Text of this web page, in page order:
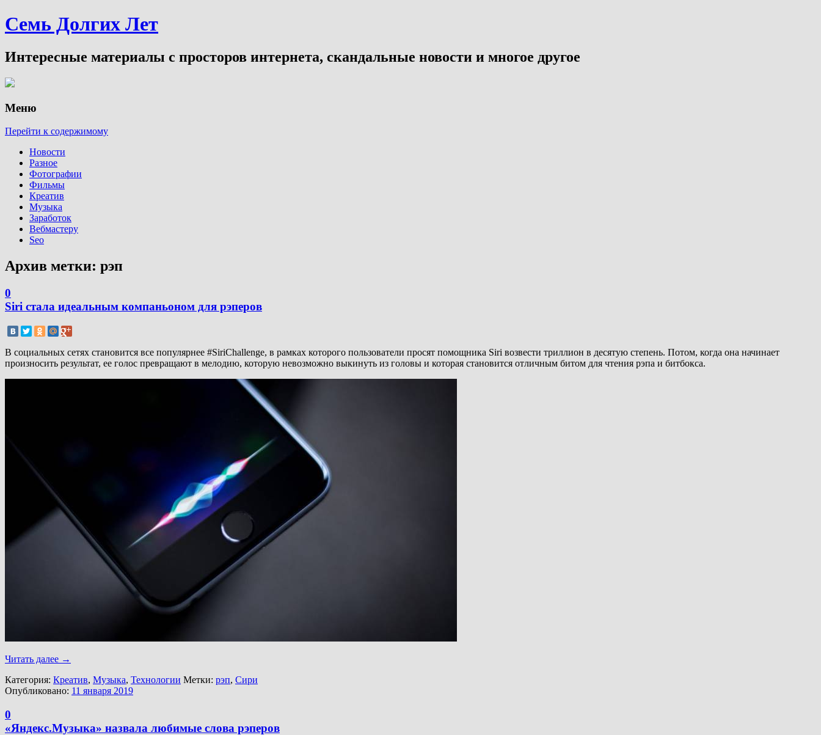
Семь Долгих Лет
Интересные материалы с просторов интернета, скандальные новости и многое другое
Меню
Перейти к содержимому
Новости
Разное
Фотографии
Фильмы
Креатив
Музыка
Заработок
Вебмастеру
Seo
Архив метки: рэп
0
Siri стала идеальным компаньоном для рэперов
В социальных сетях становится все популярнее #SiriChallenge, в рамках которого пользователи просят помощника Siri возвести триллион в десятую степень. Потом, когда она начинает
произносить результат, ее голос превращают в мелодию, которую невозможно выкинуть из головы и которая становится отличным битом для чтения рэпа и битбокса.
Читать далее →
Категория: Креатив, Музыка, Технологии Метки: рэп, Сири
Опубликовано: 11 января 2019
0
«Яндекс.Музыка» назвала любимые слова рэперов